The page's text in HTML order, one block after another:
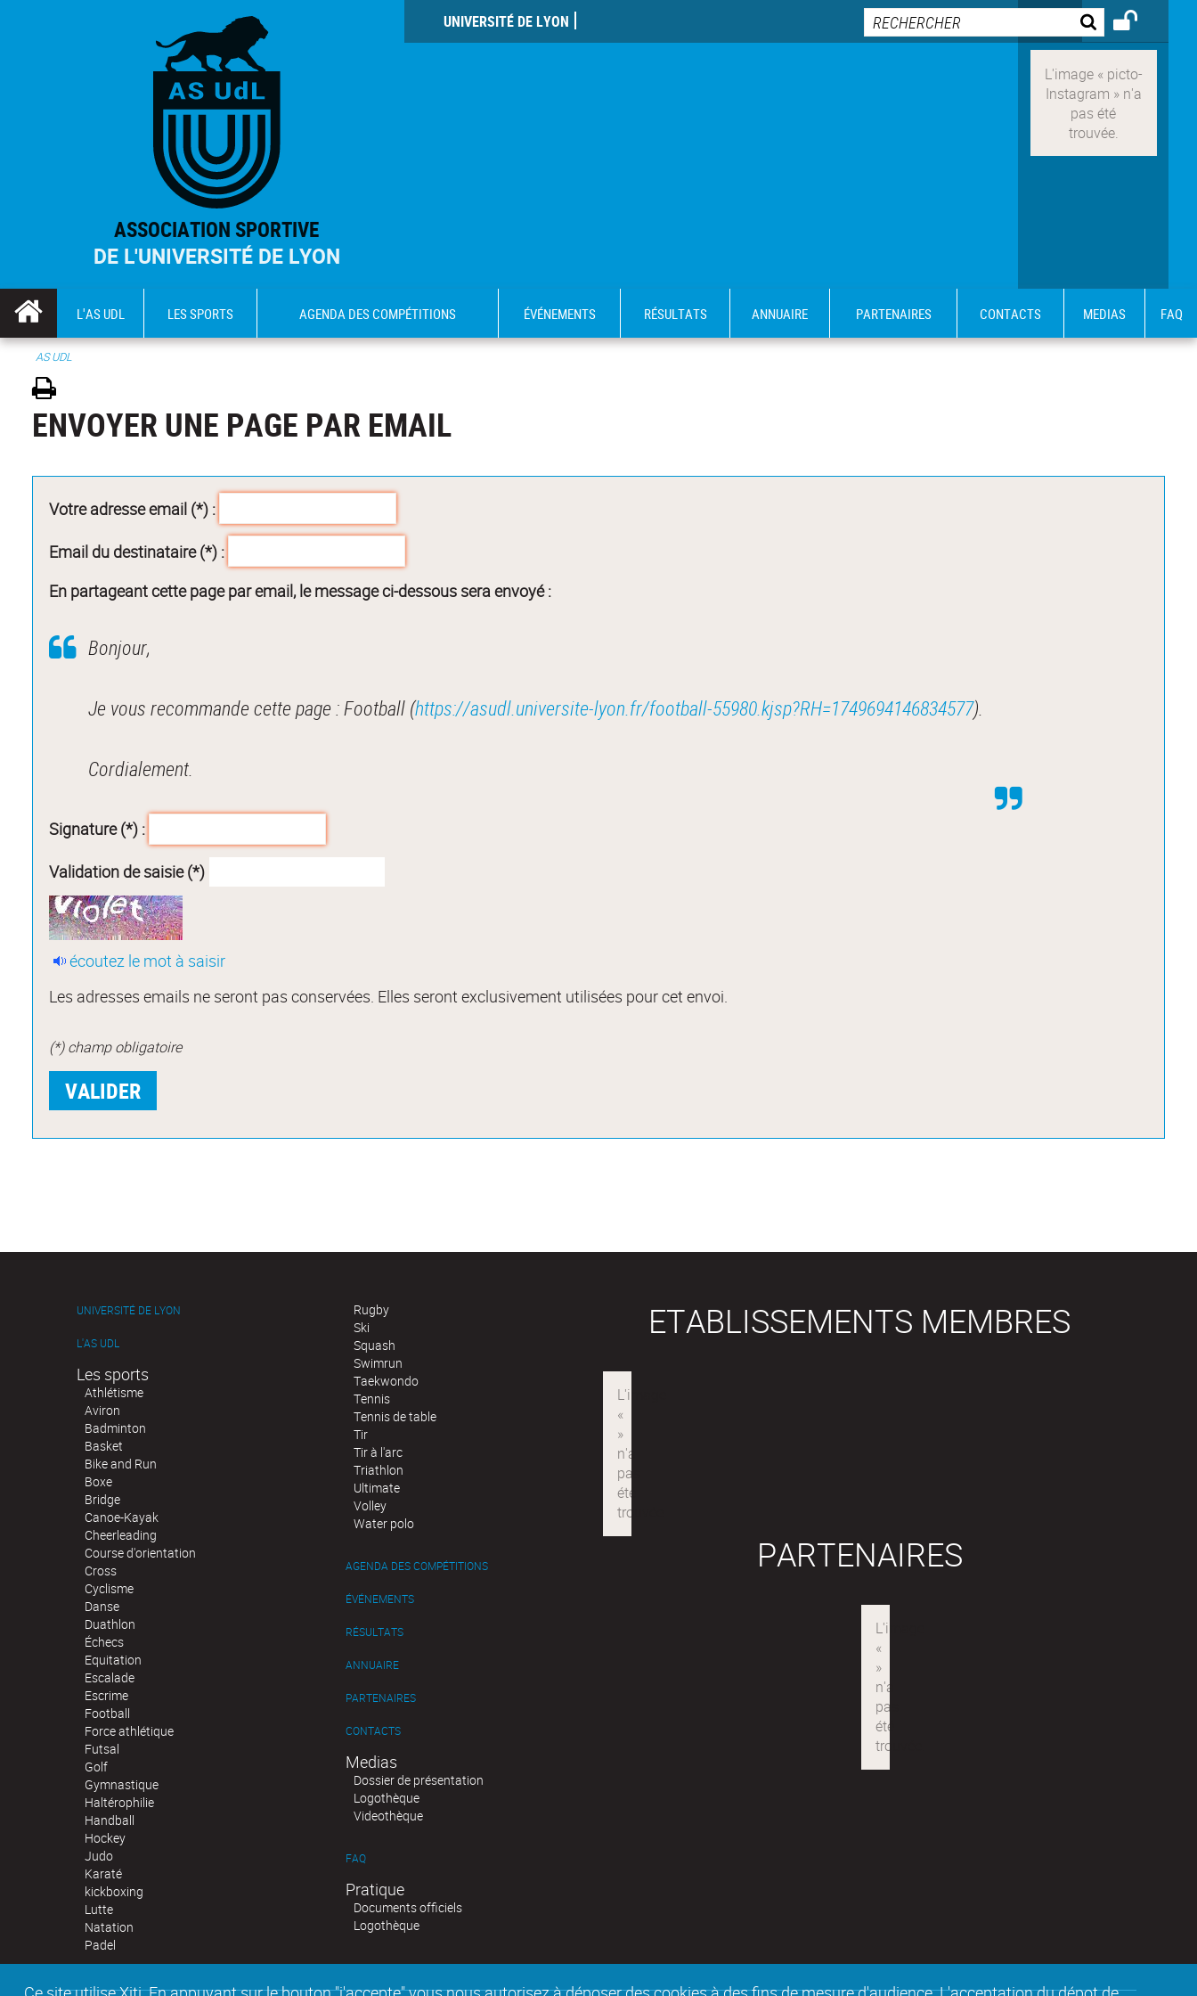
ASSOCIATION SPORTIVE
DE L'UNIVERSITÉ DE LYON
UNIVERSITÉ DE LYON
L'AS UDL LES SPORTS AGENDA DES COMPÉTITIONS ÉVÉNEMENTS RÉSULTATS ANNUAIRE PARTENAIRES CONTACTS MEDIAS FAQ
AS UDL
ENVOYER UNE PAGE PAR EMAIL
Votre adresse email (*) :
Email du destinataire (*) :
En partageant cette page par email, le message ci-dessous sera envoyé :
Bonjour,
Je vous recommande cette page : Football (https://asudl.universite-lyon.fr/football-55980.kjsp?RH=1749694146834577).
Cordialement.
Signature (*) :
Validation de saisie (*)
écoutez le mot à saisir
Les adresses emails ne seront pas conservées. Elles seront exclusivement utilisées pour cet envoi.
(*) champ obligatoire
UNIVERSITÉ DE LYON
L'AS UDL
Les sports
Athlétisme
Aviron
Badminton
Basket
Bike and Run
Boxe
Bridge
Canoe-Kayak
Cheerleading
Course d'orientation
Cross
Cyclisme
Danse
Duathlon
Échecs
Equitation
Escalade
Escrime
Football
Force athlétique
Futsal
Golf
Gymnastique
Haltérophilie
Handball
Hockey
Judo
Karaté
kickboxing
Lutte
Natation
Padel
Rugby
Ski
Squash
Swimrun
Taekwondo
Tennis
Tennis de table
Tir
Tir à l'arc
Triathlon
Ultimate
Volley
Water polo
AGENDA DES COMPÉTITIONS
ÉVÉNEMENTS
RÉSULTATS
ANNUAIRE
PARTENAIRES
CONTACTS
Medias
Dossier de présentation
Logothèque
Videothèque
FAQ
Pratique
Documents officiels
Logothèque
ETABLISSEMENTS MEMBRES
PARTENAIRES